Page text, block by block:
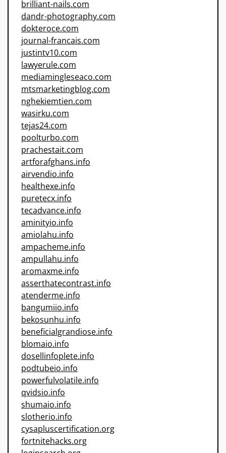
brilliant-nails.com
dandr-photography.com
dokteroce.com
journal-francais.com
justintv10.com
lawyerule.com
mediamingleseaco.com
mtsmarketingblog.com
nghekiemtien.com
wasirku.com
tejas24.com
poolturbo.com
prachestait.com
artforafghans.info
airvendio.info
healthexe.info
puretecx.info
tecadvance.info
aminityio.info
amiolahu.info
ampacheme.info
ampullahu.info
aromaxme.info
asserthatecontrast.info
atenderme.info
bangumiio.info
bekosunhu.info
beneficialgrandiose.info
blomaio.info
dosellinfoplete.info
podtubeio.info
powerfulvolatile.info
qvidsio.info
shumaio.info
slotherio.info
cysapluscertification.org
fortnitehacks.org